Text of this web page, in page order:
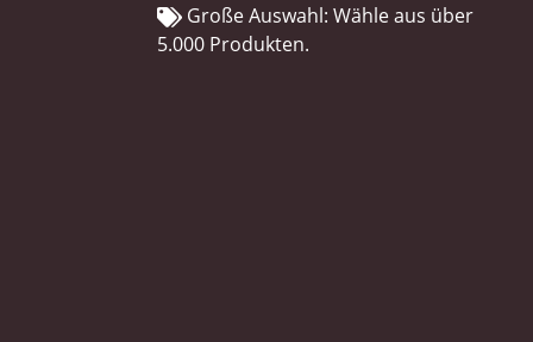
Große Auswahl: Wähle aus über
5.000 Produkten.